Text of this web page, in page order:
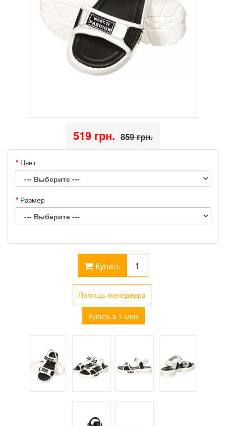
519 грн. 859 грн.
Цвет
Размер
Купить
Помощь менеджера
Купить в 1 клик